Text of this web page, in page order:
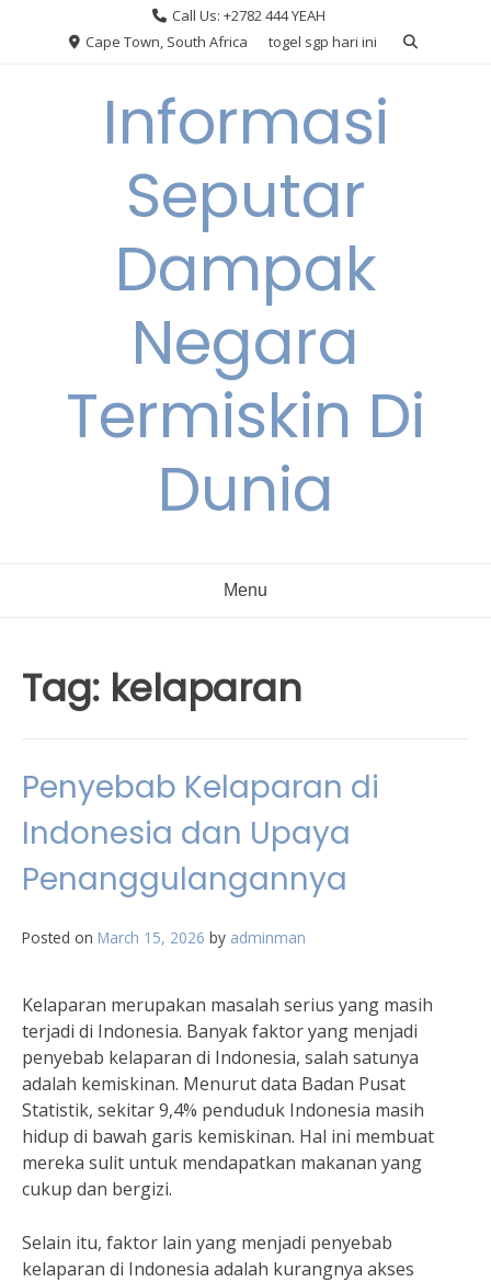
Call Us: +2782 444 YEAH
Cape Town, South Africa
togel sgp hari ini
Informasi
Seputar
Dampak
Negara
Termiskin Di
Dunia
Menu
Tag: kelaparan
Penyebab Kelaparan di
Indonesia dan Upaya
Penanggulangannya
Posted on March 15, 2026 by adminman
Kelaparan merupakan masalah serius yang masih
terjadi di Indonesia. Banyak faktor yang menjadi
penyebab kelaparan di Indonesia, salah satunya
adalah kemiskinan. Menurut data Badan Pusat
Statistik, sekitar 9,4% penduduk Indonesia masih
hidup di bawah garis kemiskinan. Hal ini membuat
mereka sulit untuk mendapatkan makanan yang
cukup dan bergizi.
Selain itu, faktor lain yang menjadi penyebab
kelaparan di Indonesia adalah kurangnya akses